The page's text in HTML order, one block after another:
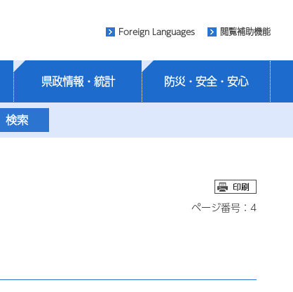
Foreign Languages 閲覧補助機能
県政情報・統計 防災・安全・安心
ページ番号：4